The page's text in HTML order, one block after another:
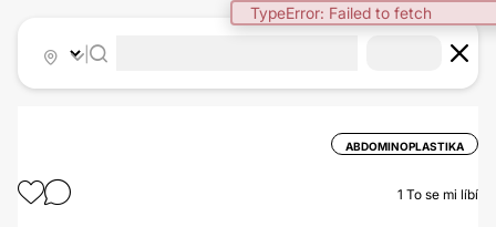
TypeError: Failed to fetch
ABDOMINOPLASTIKA
1 To se mi líbí